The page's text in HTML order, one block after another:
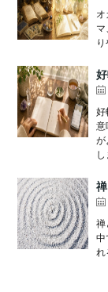
好
意
が
禅
中
れ